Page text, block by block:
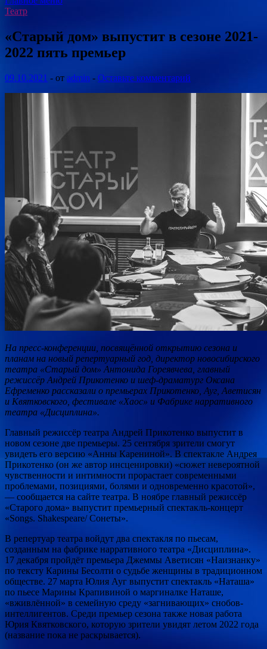
Театр
«Старый дом» выпустит в сезоне 2021-
2022 пять премьер
09.10.2021 - от admin - Оставьте комментарий
На пресс-конференции, посвящённой открытию сезона и
планам на новый репертуарный год, директор новосибирского
театра «Старый дом» Антонида Гореявчева, главный
режиссёр Андрей Прикотенко и шеф-драматург Оксана
Ефременко рассказали о премьерах Прикотенко, Ауг, Аветисян
и Квятковского, фестивале «Хаос» и Фабрике нарративного
театра «Дисциплина».
Главный режиссёр театра Андрей Прикотенко выпустит в
новом сезоне две премьеры. 25 сентября зрители смогут
увидеть его версию «Анны Карениной». В спектакле Андрея
Прикотенко (он же автор инсценировки) «сюжет невероятной
чувственности и интимности прорастает современными
проблемами, позициями, болями и одновременно красотой»,
— сообщается на сайте театра. В ноябре главный режиссёр
«Старого дома» выпустит премьерный спектакль-концерт
«Songs. Shakespeare/ Сонеты».
В репертуар театра войдут два спектакля по пьесам,
созданным на фабрике нарративного театра «Дисциплина».
17 декабря пройдёт премьера Джеммы Аветисян «Наизнанку»
по тексту Карины Бесолти о судьбе женщины в традиционном
обществе. 27 марта Юлия Ауг выпустит спектакль «Наташа»
по пьесе Марины Крапивиной о маргиналке Наташе,
«вживлённой» в семейную среду «загнивающих» снобов-
интеллигентов. Среди премьер сезона также новая работа
Юрия Квятковского, которую зрители увидят летом 2022 года
(название пока не раскрывается).